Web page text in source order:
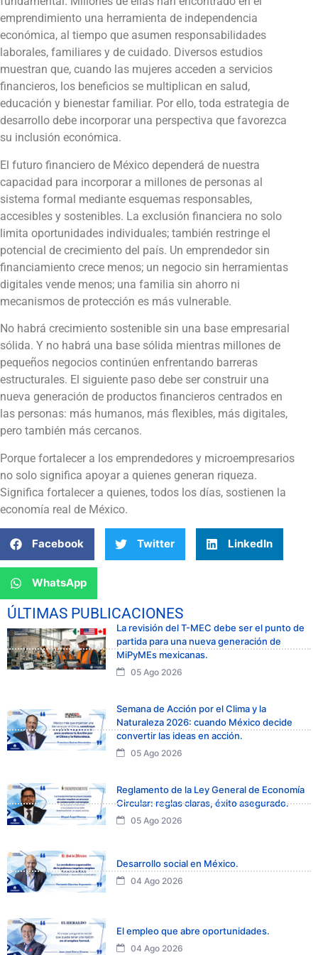
emprendimiento una herramienta de independencia
económica, al tiempo que asumen responsabilidades
laborales, familiares y de cuidado. Diversos estudios
muestran que, cuando las mujeres acceden a servicios
financieros, los beneficios se multiplican en salud,
educación y bienestar familiar. Por ello, toda estrategia de
desarrollo debe incorporar una perspectiva que favorezca
su inclusión económica.
El futuro financiero de México dependerá de nuestra
capacidad para incorporar a millones de personas al
sistema formal mediante esquemas responsables,
accesibles y sostenibles. La exclusión financiera no solo
limita oportunidades individuales; también restringe el
potencial de crecimiento del país. Un emprendedor sin
financiamiento crece menos; un negocio sin herramientas
digitales vende menos; una familia sin ahorro ni
mecanismos de protección es más vulnerable.
No habrá crecimiento sostenible sin una base empresarial
sólida. Y no habrá una base sólida mientras millones de
pequeños negocios continúen enfrentando barreras
estructurales. El siguiente paso debe ser construir una
nueva generación de productos financieros centrados en
las personas: más humanos, más flexibles, más digitales,
pero también más cercanos.
Porque fortalecer a los emprendedores y microempresarios
no solo significa apoyar a quienes generan riqueza.
Significa fortalecer a quienes, todos los días, sostienen la
economía real de México.
Facebook Twitter LinkedIn
WhatsApp
ÚLTIMAS PUBLICACIONES
La revisión del T-MEC debe ser el punto de
partida para una nueva generación de
MiPyMEs mexicanas.
05 Ago 2026
Semana de Acción por el Clima y la
Naturaleza 2026: cuando México decide
convertir las ideas en acción.
05 Ago 2026
Reglamento de la Ley General de Economía
Circular: reglas claras, éxito asegurado.
05 Ago 2026
Desarrollo social en México.
04 Ago 2026
El empleo que abre oportunidades.
04 Ago 2026